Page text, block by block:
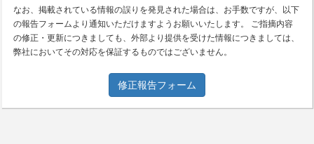
なお、掲載されている情報の誤りを発見された場合は、お手数ですが、以下
の報告フォームより通知いただけますようお願いいたします。 ご指摘内容
の修正・更新につきましても、外部より提供を受けた情報につきましては、
弊社においてその対応を保証するものではございません。
修正報告フォーム